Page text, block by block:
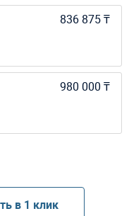
836 875 ₸
980 000 ₸
в 1 клик